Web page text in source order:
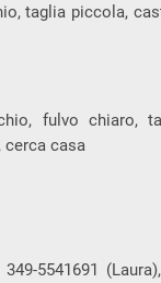
taglia piccola,
fulvo chiaro,
casa
5541691